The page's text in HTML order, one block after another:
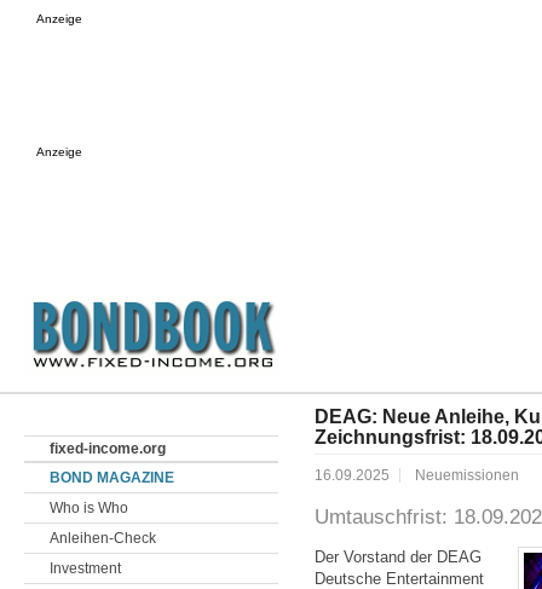
Anzeige
Anzeige
DEAG: Neue Anleihe,
Zeichnungsfrist:
16.09.2025 Neuemissionen
Umtauschfrist:
Der Vorstand der DEAG
Deutsche Enter­tainment
fixed-income.org
BOND MAGAZINE
Who is Who
Anleihen-Check
Investment